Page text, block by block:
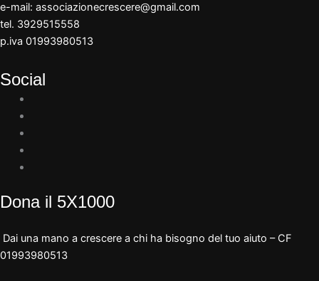
e-mail: associazionecrescere@gmail.com
tel. 3929515558
p.iva 01993980513
Social
Dona il 5X1000
Dai una mano a crescere a chi ha bisogno del tuo aiuto – CF
01993980513